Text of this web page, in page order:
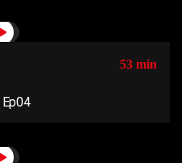
53 min